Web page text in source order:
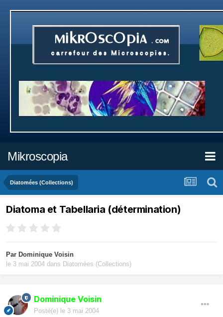
Mikroscopia
Diatomées (Collections)
Diatoma et Tabellaria (détermination)
Par Dominique Voisin
le 3 mai 2004 dans Diatomées (Collections)
Dominique Voisin
Posté(e) le 3 mai 2004